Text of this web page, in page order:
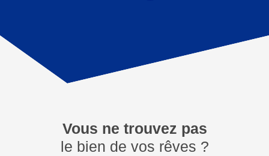
Vous ne trouvez pas
le bien de vos rêves ?